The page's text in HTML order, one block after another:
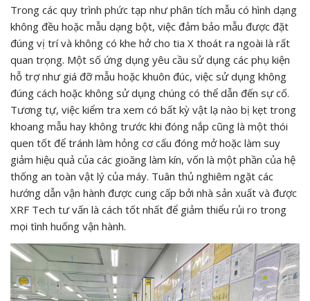
Trong các quy trình phức tạp như phân tích mẫu có hình dạng
không đều hoặc mẫu dạng bột, việc đảm bảo mẫu được đặt
đúng vị trí và không có khe hở cho tia X thoát ra ngoài là rất
quan trọng. Một số ứng dụng yêu cầu sử dụng các phụ kiện
hỗ trợ như giá đỡ mẫu hoặc khuôn đúc, việc sử dụng không
đúng cách hoặc không sử dụng chúng có thể dẫn đến sự cố.
Tương tự, việc kiểm tra xem có bất kỳ vật lạ nào bị kẹt trong
khoang mẫu hay không trước khi đóng nắp cũng là một thói
quen tốt để tránh làm hỏng cơ cấu đóng mở hoặc làm suy
giảm hiệu quả của các gioăng làm kín, vốn là một phần của hệ
thống an toàn vật lý của máy. Tuân thủ nghiêm ngặt các
hướng dẫn vận hành được cung cấp bởi nhà sản xuất và được
XRF Tech tư vấn là cách tốt nhất để giảm thiểu rủi ro trong
mọi tình huống vận hành.